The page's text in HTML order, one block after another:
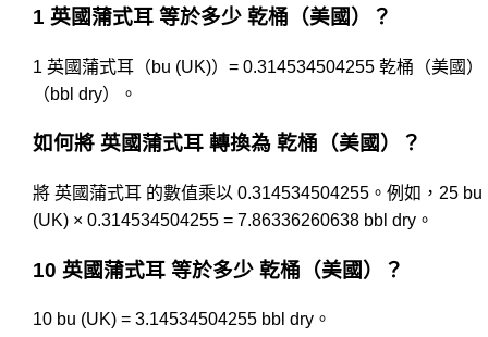
1 英國蒲式耳 等於多少 乾桶（美國）？
1 英國蒲式耳（bu (UK)）= 0.314534504255 乾桶（美國）
（bbl dry）。
如何將 英國蒲式耳 轉換為 乾桶（美國）？
將 英國蒲式耳 的數值乘以 0.314534504255。例如，25 bu
(UK) × 0.314534504255 = 7.86336260638 bbl dry。
10 英國蒲式耳 等於多少 乾桶（美國）？
10 bu (UK) = 3.14534504255 bbl dry。